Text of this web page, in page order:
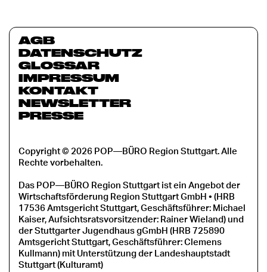
AGB
DATENSCHUTZ
GLOSSAR
IMPRESSUM
KONTAKT
NEWSLETTER
PRESSE
Copyright © 2026 POP—BÜRO Region Stuttgart. Alle
Rechte vorbehalten.
Das POP—BÜRO Region Stuttgart ist ein Angebot der
Wirtschaftsförderung Region Stuttgart GmbH • (HRB
17536 Amtsgericht Stuttgart, Geschäftsführer: Michael
Kaiser, Aufsichtsratsvorsitzender: Rainer Wieland) und
der Stuttgarter Jugendhaus gGmbH (HRB 725890
Amtsgericht Stuttgart, Geschäftsführer: Clemens
Kullmann) mit Unterstützung der Landeshauptstadt
Stuttgart (Kulturamt)